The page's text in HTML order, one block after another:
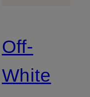
Off-
White